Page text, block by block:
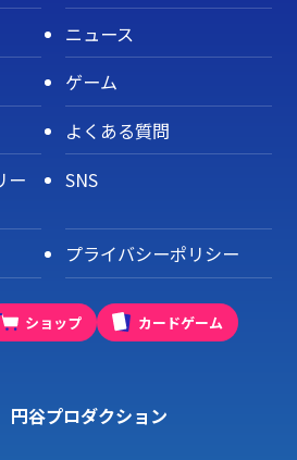
ニュース
ゲーム
よくある質問
ー
SNS
プライバシーポリシー
ショップ カードゲーム
円谷プロダクション